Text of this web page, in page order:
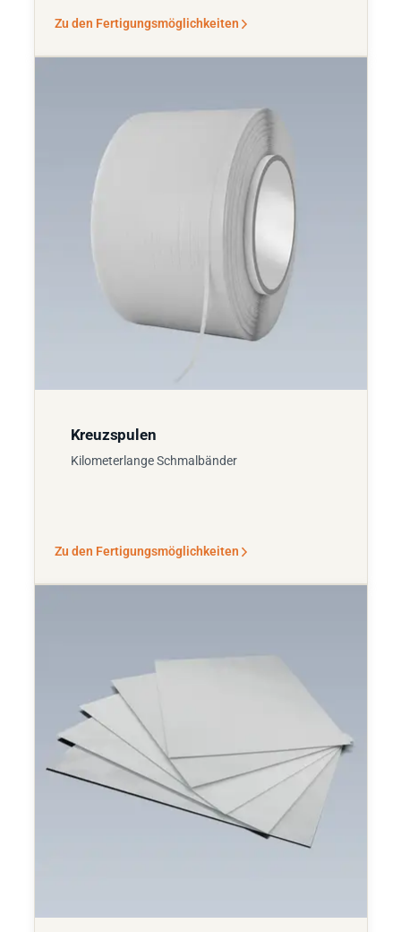
Zu den Fertigungsmöglichkeiten
Kreuzspulen
Kilometerlange Schmalbänder
Zu den Fertigungsmöglichkeiten